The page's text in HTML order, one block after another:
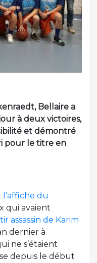
Bellaire a
à deux victoires,
et démontré
pour le titre en
du
qui avaient
assassin de Karim
dernier à
ne s’étaient
depuis le début